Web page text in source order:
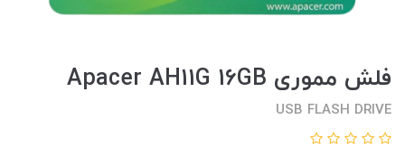
فلش مموری Apacer AH11G 16GB
USB FLASH DRIVE